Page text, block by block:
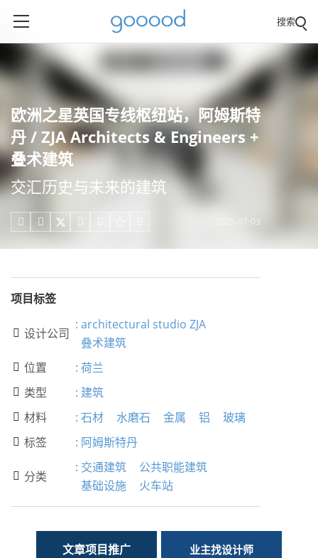
搜索
欧洲之星英国专线枢纽站，阿姆斯特
丹 / ZJA Architects & Engineers +
叠术建筑
交汇历史与未来的建筑
   2025-07-03
项目标签
 设计公司
: architectural studio ZJA
叠术建筑
 位置 : 荷兰
 类型 : 建筑
 材料 : 石材 水磨石 金属 铝 玻璃
 标签 : 阿姆斯特丹
 分类
: 交通建筑
公共职能建筑
基础设施
火车站
文章项目推广 业主找设计师